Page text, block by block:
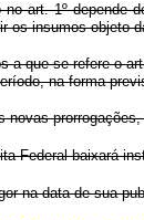
art. 1º depende
os insumos objeto
a que se refere o
na forma
novas
Federal baixará
na data de sua